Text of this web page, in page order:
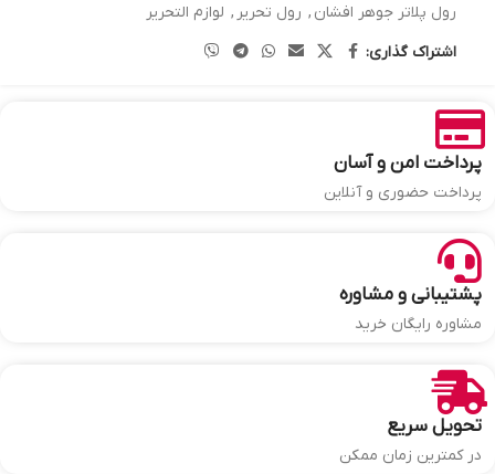
رول پلاتر جوهر افشان , رول تحریر , لوازم التحریر
اشتراک گذاری:
پرداخت امن و آسان
پرداخت حضوری و آنلاین
پشتیبانی و مشاوره
مشاوره رایگان خرید
تحویل سریع
در کمترین زمان ممکن